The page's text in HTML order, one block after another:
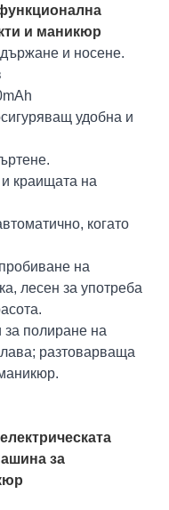
и маникюр
и носене.
удобна и
краищата на
когато
на
лесен за употреба
за полиране на
разтоварваща
за